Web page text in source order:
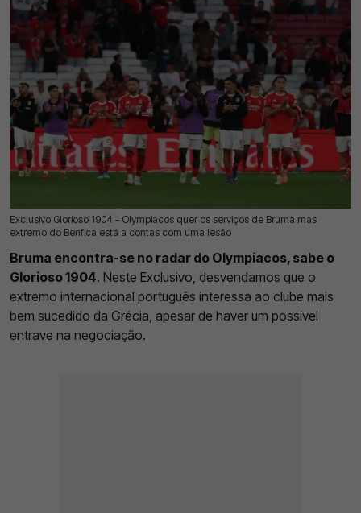
Exclusivo Glorioso 1904 - Olympiacos quer os serviços de Bruma mas
extremo do Benfica está a contas com uma lesão
18 Jul 2026 | 03:00 | 0
Bruma encontra-se no radar do Olympiacos, sabe o
Glorioso 1904. Neste Exclusivo, desvendamos que o
extremo internacional português interessa ao clube mais
bem sucedido da Grécia, apesar de haver um possível
entrave na negociação.